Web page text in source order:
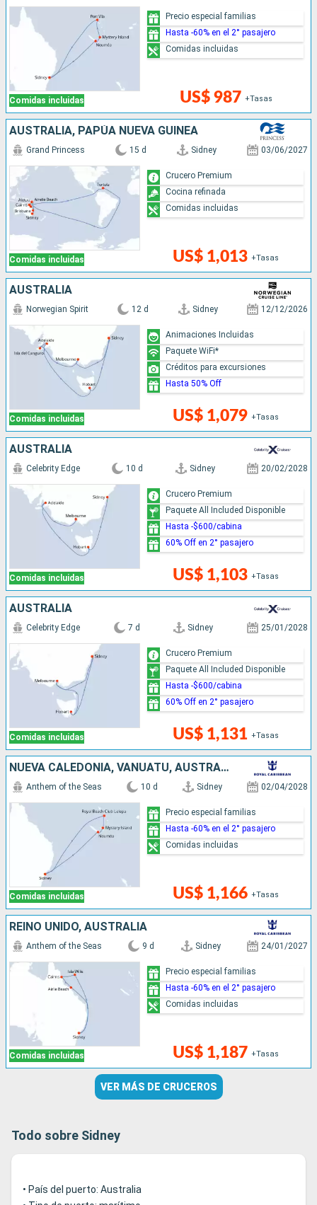
Comidas incluidas US$ 987 +Tasas
Precio especial familias
Hasta -60% en el 2° pasajero
Comidas incluidas
AUSTRALIA, PAPÚA NUEVA GUINEA
Comidas incluidas
Grand Princess 15 d Sidney 03/06/2027
US$ 1,013 +Tasas
Crucero Premium
Cocina refinada
Comidas incluidas
AUSTRALIA
Comidas incluidas
Norwegian Spirit 12 d Sidney 12/12/2026
US$ 1,079 +Tasas
Animaciones Incluidas
Paquete WiFi*
Créditos para excursiones
Hasta 50% Off
AUSTRALIA
Comidas incluidas
Celebrity Edge 10 d Sidney 20/02/2028
US$ 1,103 +Tasas
Crucero Premium
Paquete All Included Disponible
Hasta -$600/cabina
60% Off en 2° pasajero
AUSTRALIA
Comidas incluidas
Celebrity Edge 7 d Sidney 25/01/2028
US$ 1,131 +Tasas
Crucero Premium
Paquete All Included Disponible
Hasta -$600/cabina
60% Off en 2° pasajero
NUEVA CALEDONIA, VANUATU, AUSTRALIA
Comidas incluidas
Anthem of the Seas 10 d Sidney 02/04/2028
US$ 1,166 +Tasas
Precio especial familias
Hasta -60% en el 2° pasajero
Comidas incluidas
REINO UNIDO, AUSTRALIA
Comidas incluidas
Anthem of the Seas 9 d Sidney 24/01/2027
US$ 1,187 +Tasas
Precio especial familias
Hasta -60% en el 2° pasajero
Comidas incluidas
VER MÁS DE CRUCEROS
Todo sobre Sidney
• País del puerto: Australia